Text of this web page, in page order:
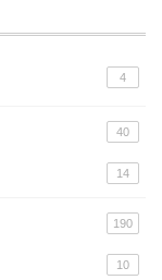
4
40
14
190
10